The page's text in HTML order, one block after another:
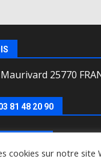
25770
81 48 20 90
cookies sur notre site